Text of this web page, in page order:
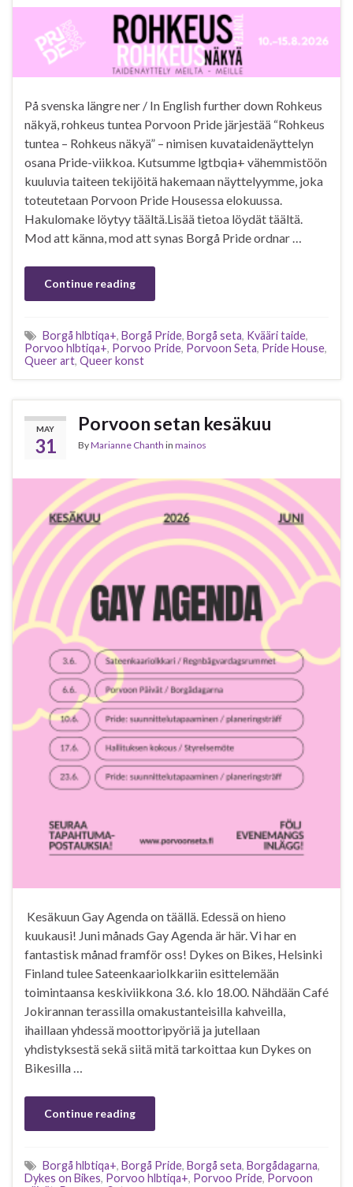
På svenska längre ner / In English further down Rohkeus
näkyä, rohkeus tuntea Porvoon Pride järjestää “Rohkeus
tuntea – Rohkeus näkyä” – nimisen kuvataidenäyttelyn
osana Pride-viikkoa. Kutsumme lgtbqia+ vähemmistöön
kuuluvia taiteen tekijöitä hakemaan näyttelyymme, joka
toteutetaan Porvoon Pride Housessa elokuussa.
Hakulomake löytyy täältä.Lisää tietoa löydät täältä.
Mod att känna, mod att synas Borgå Pride ordnar …
Continue reading
Borgå hlbtiqa+, Borgå Pride, Borgå seta, Kvääri taide,
Porvoo hlbtiqa+, Porvoo Pride, Porvoon Seta, Pride House,
Queer art, Queer konst
MAY
31
Porvoon setan kesäkuu
ByMarianne Chanth in mainos
Kesäkuun Gay Agenda on täällä. Edessä on hieno
kuukausi! Juni månads Gay Agenda är här. Vi har en
fantastisk månad framför oss! Dykes on Bikes, Helsinki
Finland tulee Sateenkaariolkkariin esittelemään
toimintaansa keskiviikkona 3.6. klo 18.00. Nähdään Café
Jokirannan terassilla omakustanteisilla kahveilla,
ihaillaan yhdessä moottoripyöriä ja jutellaan
yhdistyksestä sekä siitä mitä tarkoittaa kun Dykes on
Bikesilla …
Continue reading
Borgå hlbtiqa+, Borgå Pride, Borgå seta, Borgådagarna,
Dykes on Bikes, Porvoo hlbtiqa+, Porvoo Pride, Porvoon